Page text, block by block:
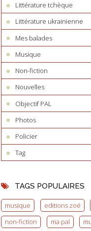
Littérature tchèque
Littérature ukrainienne
Mes balades
Musique
Non-fiction
Nouvelles
Objectif PAL
Photos
Policier
Tag
TAGS POPULAIRES
musique editions zoé
non-fiction
ma pal